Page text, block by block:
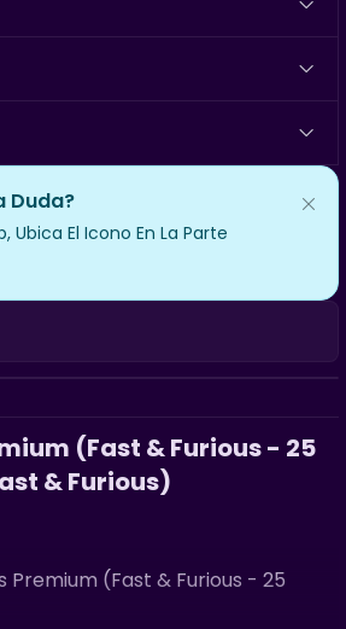
Duda?
Ubica El Icono En La Parte
(Fast & Furious - 25
& Furious)
Premium (Fast & Furious - 25